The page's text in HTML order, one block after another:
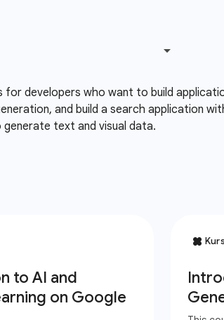
for developers who want to build
and build a search application
generate text and visual data.